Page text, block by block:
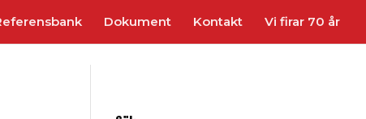
Dokument Kontakt Vi firar 70 år